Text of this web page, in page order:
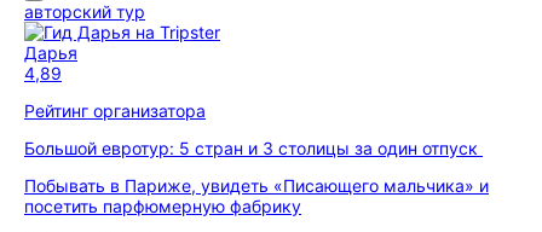
авторский тур
Дарья
4,89
Рейтинг организатора
Большой евротур: 5 стран и 3 столицы за один отпуск
Побывать в Париже, увидеть «Писающего мальчика» и
посетить парфюмерную фабрику